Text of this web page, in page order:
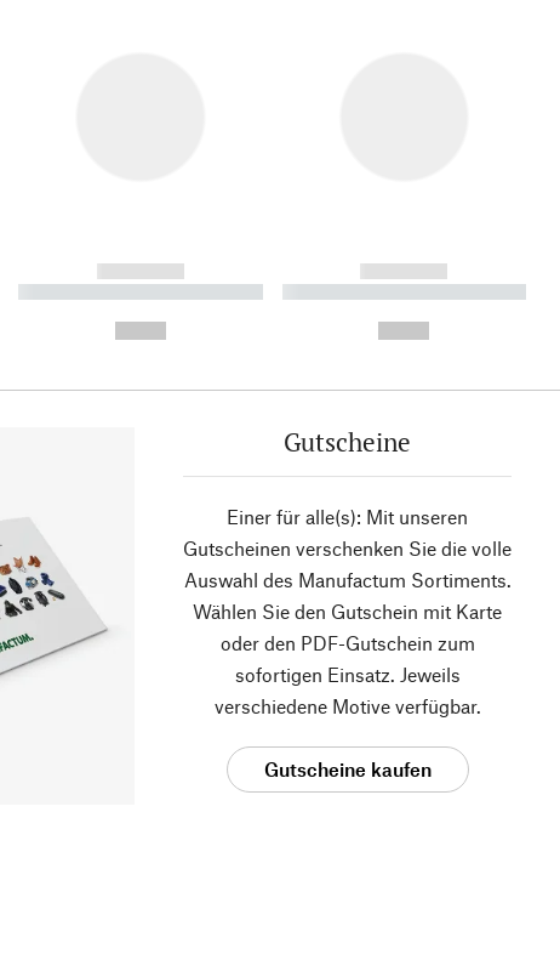
------------
----------- ----------- ----------
------------
----------- ----------- ----------
Gutscheine
Einer für alle(s): Mit unseren
Gutscheinen verschenken Sie die volle
Auswahl des Manufactum Sortiments.
Wählen Sie den Gutschein mit Karte
oder den PDF-Gutschein zum
sofortigen Einsatz. Jeweils
verschiedene Motive verfügbar.
Gutscheine kaufen